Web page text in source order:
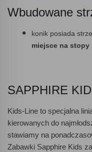
Wbudowane
konik posiada
miejsce na stopy
SAPPHIRE
Kids-Line to specjalna
kierowanych do
stawiamy na
Zabawki Sapphire Kids